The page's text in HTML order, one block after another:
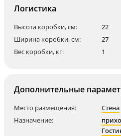
Логистика
Высота коробки, см:
22
Ширина коробки, см:
27
Вес коробки, кг:
1
Дополнительные
Место размещения:
Стена
Назначение: